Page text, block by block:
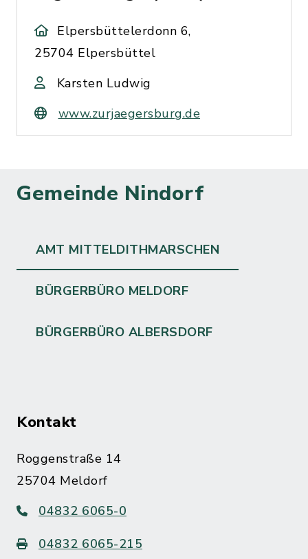
Elpersbüttelerdonn 6,
25704 Elpersbüttel
Karsten Ludwig
www.zurjaegersburg.de
Gemeinde Nindorf
AMT MITTELDITHMARSCHEN
BÜRGERBÜRO MELDORF
BÜRGERBÜRO ALBERSDORF
Kontakt
Roggenstraße 14
25704 Meldorf
04832 6065-0
04832 6065-215